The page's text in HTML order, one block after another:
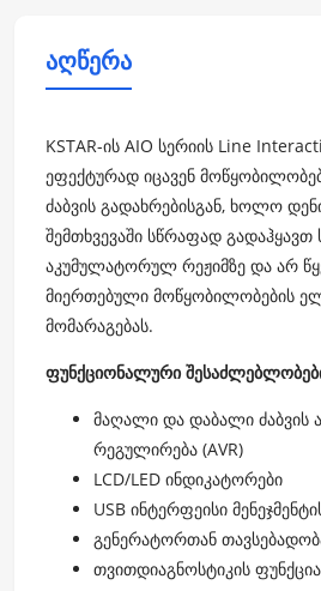
აღწერა
KSTAR-ის AIO სერიის Line
ეფექტურად იცავენ
ძაბვის გადახრებისგან, ხოლო
შემთხვევაში სწრაფად გადაჰყავთ
აკუმულატორულ რეჟიმზე და არ
მიერთებული მოწყობილობების
მომარაგებას.
ფუნქციონალური
მაღალი და დაბალი ძაბვის
რეგულირება (AVR)
LCD/LED ინდიკატორები
USB ინტერფეისი
გენერატორთან
თვითდიაგნოსტიკის ფუნქცია